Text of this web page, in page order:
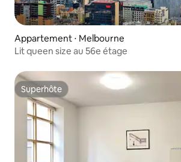
Appartement ⋅ Melbourne
Lit queen size au 56e étage
Superhôte
Superhôte